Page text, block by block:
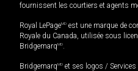
fournissent les courtiers et agents
Royal LePageMD est une marque de
Royale du Canada, utilisée sous
BridgemarqMD.
BridgemarqMD et ses logos /